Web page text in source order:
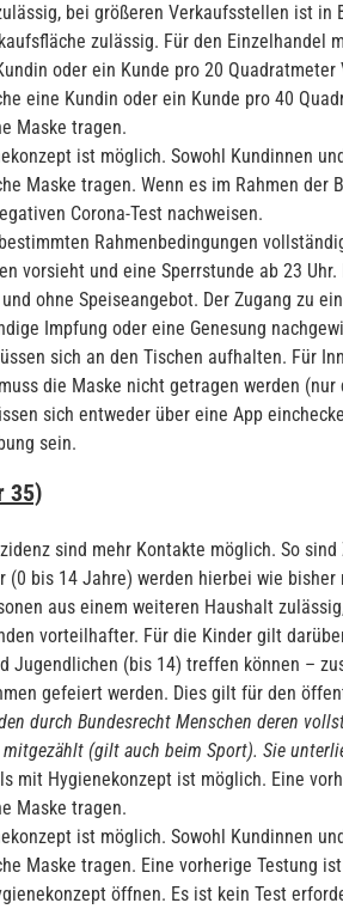
bei größeren Verkaufsstellen ist
zulässig. Für den Einzelhandel
oder ein Kunde pro 20
eine Kundin oder ein Kunde pro 40
Maske tragen.
ist möglich. Sowohl Kundinnen
Maske tragen. Wenn es im Rahmen
Corona-Test nachweisen.
Rahmenbedingungen
vorsieht und eine Sperrstunde ab 23
ohne Speiseangebot. Der Zugang zu
Impfung oder eine Genesung
sich an den Tischen aufhalten. Für
die Maske nicht getragen werden
sich entweder über eine App
sein.
35)
sind mehr Kontakte möglich. So
(0 bis 14 Jahre) werden hierbei wie
aus einem weiteren Haushalt
vorteilhafter. Für die Kinder gilt
Jugendlichen (bis 14) treffen können –
gefeiert werden. Dies gilt für den
durch Bundesrecht Menschen deren
(gilt auch beim Sport). Sie
mit Hygienekonzept ist möglich. Eine
Maske tragen.
ist möglich. Sowohl Kundinnen
Maske tragen. Eine vorherige Testung
öffnen. Es ist kein Test